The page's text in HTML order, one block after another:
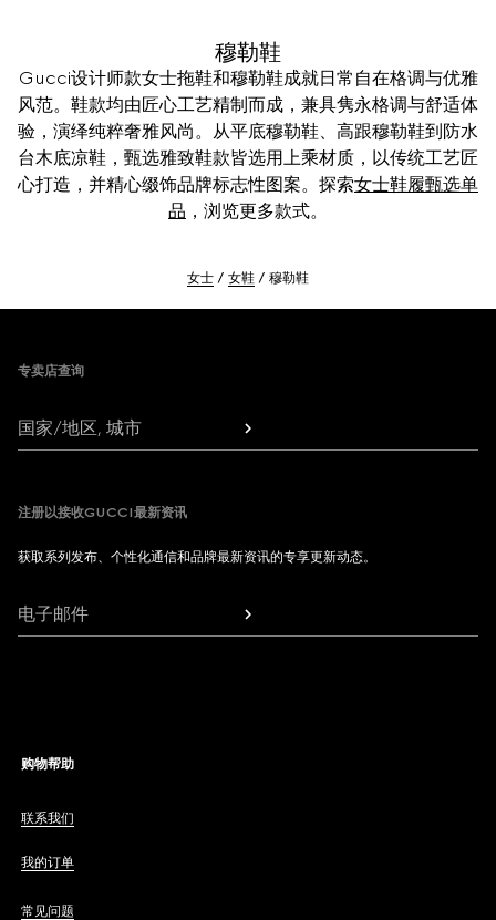
穆勒鞋
Gucci设计师款女士拖鞋和穆勒鞋成就日常自在格调与优雅
风范。鞋款均由匠心工艺精制而成，兼具隽永格调与舒适体
验，演绎纯粹奢雅风尚。从平底穆勒鞋、高跟穆勒鞋到防水
台木底凉鞋，甄选雅致鞋款皆选用上乘材质，以传统工艺匠
心打造，并精心缀饰品牌标志性图案。探索女士鞋履甄选单
品 ，浏览更多款式。
女士 女鞋 穆勒鞋
专卖店查询
国家/地区, 城市
注册以接收GUCCI最新资讯
获取系列发布、个性化通信和品牌最新资讯的专享更新动态。
电子邮件
购物帮助
联系我们
我的订单
常见问题